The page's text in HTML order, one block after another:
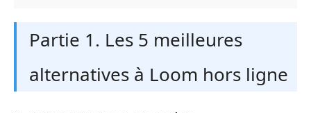
Partie 1. Les 5 meilleures
alternatives à Loom hors ligne